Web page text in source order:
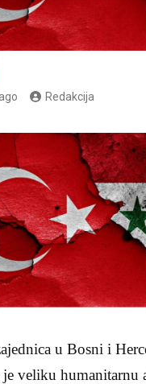
Redakcija
u Bosni i
veliku humanitarnu